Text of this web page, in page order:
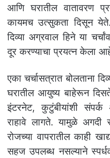
आणि घरातील वातावरण
कायमच उत्सुकता दिसून
दिव्या अग्रवाल हिने या
दूर करण्याचा प्रयत्न केला
एका चर्चासत्रात बोलताना
घरातील आयुष्य बाहेरून
इंटरनेट, कुटुंबीयांशी संपर्क
राहावे लागते. यामुळे अगदी
रोजच्या वापरातील काही
सहज उपलब्ध नसल्याने